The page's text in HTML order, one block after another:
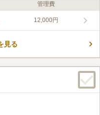
は、「東あずま駅」「亀戸水神
す。また2022年には新しい区画
。
管理費
12,000円
見る